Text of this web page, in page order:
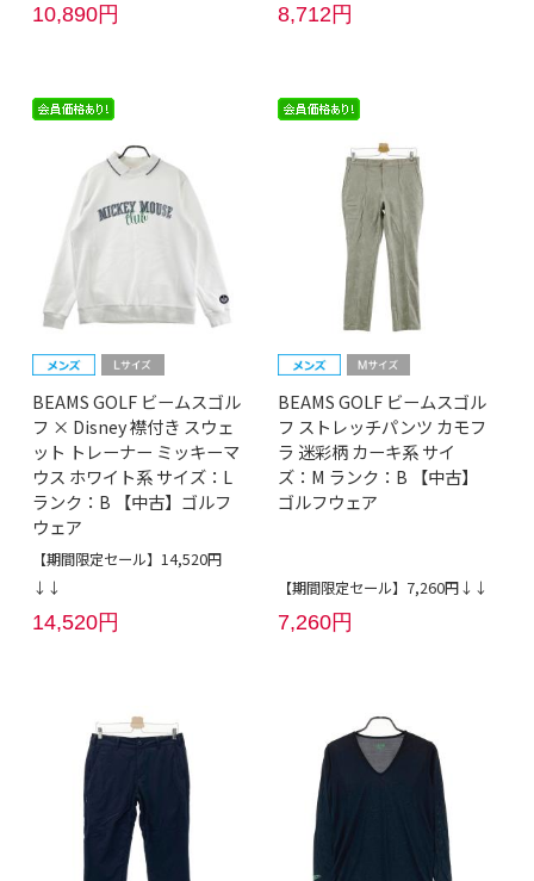
10,890円 8,712円
BEAMS GOLF ビームスゴル
フ × Disney 襟付き スウェ
ット トレーナー ミッキーマ
ウス ホワイト系 サイズ：L
ランク：B 【中古】ゴルフ
ウェア
【期間限定セール】14,520円
↓↓
14,520円
BEAMS GOLF ビームスゴル
フ ストレッチパンツ カモフ
ラ 迷彩柄 カーキ系 サイ
ズ：M ランク：B 【中古】
ゴルフウェア
【期間限定セール】7,260円↓↓
7,260円